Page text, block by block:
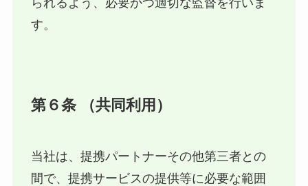
られるよう、必要かつ適切な監督を行いま
す。
第６条 （共同利用）
当社は、提携パートナーその他第三者との
間で、提携サービスの提供等に必要な範囲